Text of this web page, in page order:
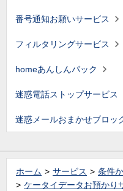
番号通知お願いサービス
フィルタリングサービス
homeあんしんパック
迷惑電話ストップサービス
迷惑メールおまかせブロッ
ホーム サービス
条件
ケータイデータお預かり